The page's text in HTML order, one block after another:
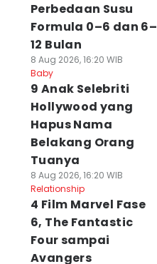
Perbedaan Susu
Formula 0–6 dan 6–
12 Bulan
8 Aug 2026, 16:20 WIB
Baby
9 Anak Selebriti
Hollywood yang
Hapus Nama
Belakang Orang
Tuanya
8 Aug 2026, 16:20 WIB
Relationship
4 Film Marvel Fase
6, The Fantastic
Four sampai
Avangers